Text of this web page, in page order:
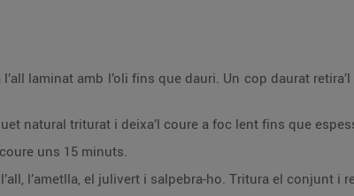
laminat amb l’oli fins que dauri. Un cop daurat
natural triturat i deixa’l coure a foc lent fins que
uns 15 minuts.
l’ametlla, el julivert i salpebra-ho. Tritura el conjunt i